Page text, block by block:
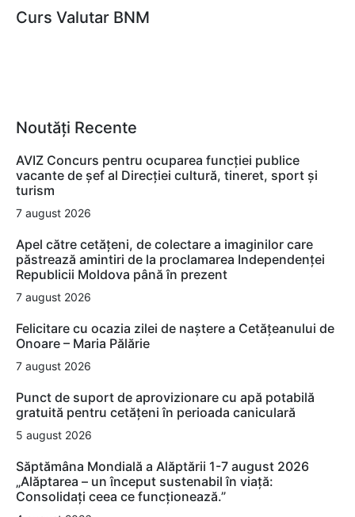
Curs Valutar BNM
Noutăți Recente
AVIZ Concurs pentru ocuparea funcţiei publice
vacante de şef al Direcţiei cultură, tineret, sport şi
turism
7 august 2026
Apel către cetățeni, de colectare a imaginilor care
păstrează amintiri de la proclamarea Independenței
Republicii Moldova până în prezent
7 august 2026
Felicitare cu ocazia zilei de naștere a Cetățeanului de
Onoare – Maria Pălărie
7 august 2026
Punct de suport de aprovizionare cu apă potabilă
gratuită pentru cetățeni în perioada caniculară
5 august 2026
Săptămâna Mondială a Alăptării 1-7 august 2026
„Alăptarea – un început sustenabil în viață:
Consolidați ceea ce funcționează.”